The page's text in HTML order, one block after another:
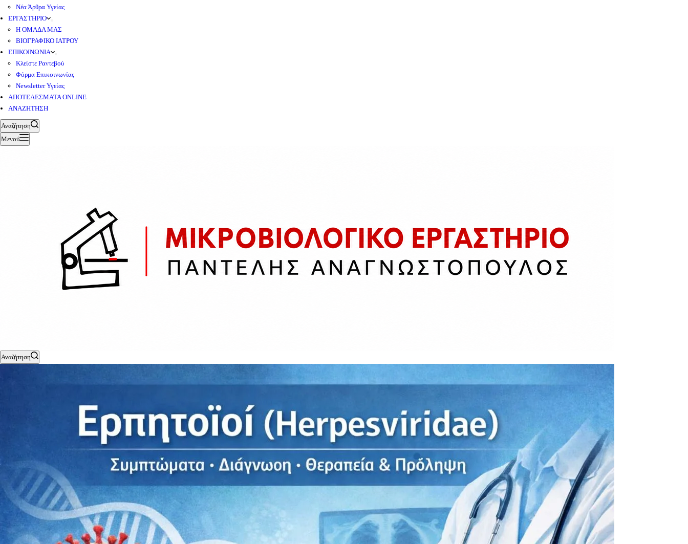
Νέα Άρθρα Υγείας
ΕΡΓΑΣΤΗΡΙΟ
Η ΟΜΑΔΑ ΜΑΣ
ΒΙΟΓΡΑΦΙΚΟ ΙΑΤΡΟΥ
ΕΠΙΚΟΙΝΩΝΙΑ
Κλείστε Ραντεβού
Φόρμα Επικοινωνίας
Newsletter Υγείας
ΑΠΟΤΕΛΕΣΜΑΤΑ ONLINE
ΑΝΑΖΗΤΗΣΗ
Αναζήτηση
Μενού
Αναζήτηση